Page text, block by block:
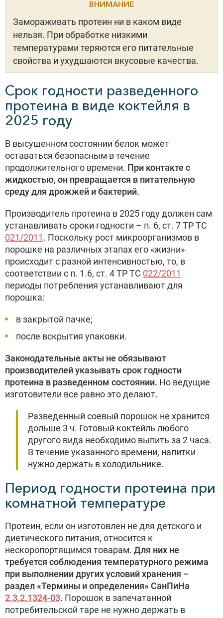
ВНИМАНИЕ
Замораживать протеин ни в каком виде
нельзя. При обработке низкими
температурами теряются его питательные
свойства и ухудшаются вкусовые качества.
Срок годности разведенного
протеина в виде коктейля в
2025 году
В высушенном состоянии белок может
оставаться безопасным в течение
продолжительного времени. При контакте с
жидкостью, он превращается в питательную
среду для дрожжей и бактерий.
Производитель протеина в 2025 году должен сам
устанавливать сроки годности – п. 6, ст. 7 ТР ТС
021/2011. Поскольку рост микроорганизмов в
порошке на различных этапах его «жизни»
происходит с разной интенсивностью, то, в
соответствии с п. 1.6, ст. 4 ТР ТС 022/2011
периоды потребления устанавливают для
порошка:
в закрытой пачке;
после вскрытия упаковки.
Законодательные акты не обязывают
производителей указывать срок годности
протеина в разведенном состоянии. Но ведущие
изготовители все равно это делают.
Разведенный соевый порошок не хранится
дольше 3 ч. Готовый коктейль любого
другого вида необходимо выпить за 2 часа.
В течение указанного времени, напитки
нужно держать в холодильнике.
Период годности протеина при
комнатной температуре
Протеин, если он изготовлен не для детского и
диетического питания, относится к
нескоропортящимся товарам. Для них не
требуется соблюдения температурного режима
при выполнении других условий хранения –
раздел «Термины и определения» СанПиНа
2.3.2.1324-03. Порошок в запечатанной
потребительской таре не нужно держать в